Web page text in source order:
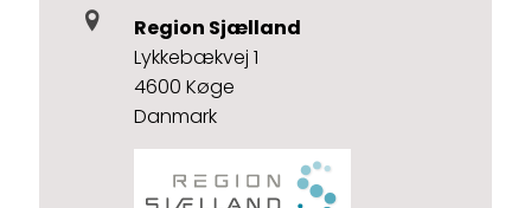
Region Sjælland
Lykkebækvej 1
4600 Køge
Danmark